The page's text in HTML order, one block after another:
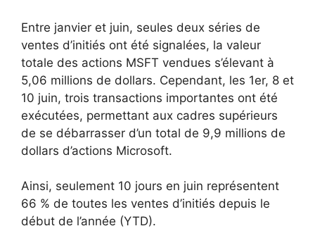
Entre janvier et juin, seules deux séries de
ventes d’initiés ont été signalées, la valeur
totale des actions MSFT vendues s’élevant à
5,06 millions de dollars. Cependant, les 1er, 8 et
10 juin, trois transactions importantes ont été
exécutées, permettant aux cadres supérieurs
de se débarrasser d’un total de 9,9 millions de
dollars d’actions Microsoft.
Ainsi, seulement 10 jours en juin représentent
66 % de toutes les ventes d’initiés depuis le
début de l’année (YTD).